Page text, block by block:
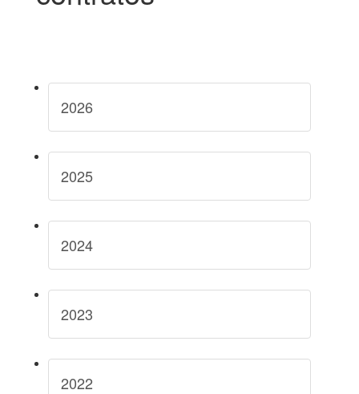
2026
2025
2024
2023
2022